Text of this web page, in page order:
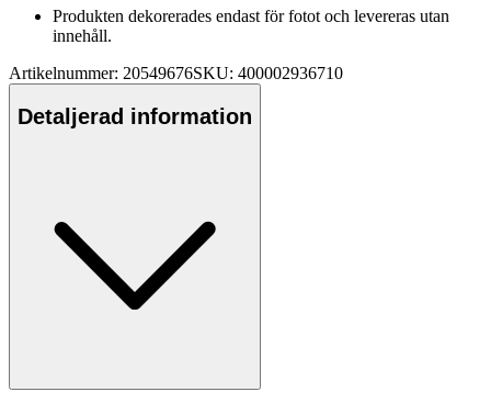
Produkten dekorerades endast för fotot och levereras utan
innehåll.
Artikelnummer: 20549676SKU: 400002936710
Detaljerad information